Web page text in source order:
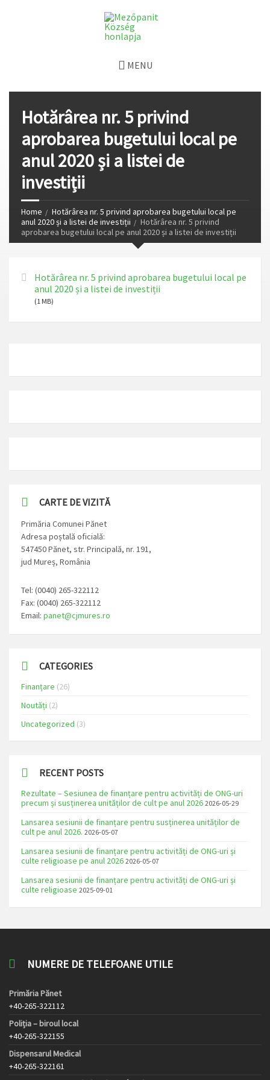
MENU
Hotărârea nr. 5 privind
aprobarea bugetului local pe
anul 2020 și a listei de
investiții
Home
Hotărârea nr. 5 privind aprobarea bugetului local pe
anul 2020 și a listei de investiții
Hotărârea nr. 5 privind
aprobarea bugetului local pe anul 2020 și a listei de investiții
Hotărârea nr. 5 privind aprobarea bugetului local pe
anul 2020 și a listei de investiții
(1 MB)
CARTE DE VIZITĂ
Primăria Comunei Pănet
Adresa poștală oficială:
547450 Pănet, str. Principală, nr. 191,
jud Mureș, România
Tel: (0040) 265-322112
Fax: (0040) 265-322112
Email: panet@cjmures.ro
CATEGORIES
Finanțare (26)
Noutăți (2)
Uncategorized (3)
RECENT POSTS
Rezultate – Sesiunea de finanțare pentru activități de ONG-uri
precum și susținerea unităților de cult pe anul 2026 2026-05-29
Lansarea sesiunii de finanțare pentru susținerea unităților de
cult pe anul 2026. 2026-05-07
Lansarea sesiunii de finanțare pentru activități de ONG-uri și
culte religioase pe anul 2026 2026-05-07
Lansarea sesiunii de finanțare pentru activități de ONG-uri și
culte religioase 2025-09-01
NUMERE DE TELEFOANE UTILE
Primăria Pănet
+40-265-322112
Poliția – biroul local
+40-265-322155
Dispensarul Medical
+40-265-322161